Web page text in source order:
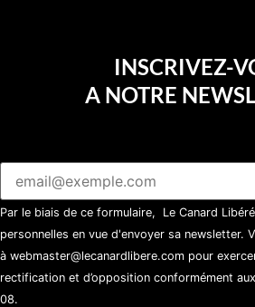
INSCRIVEZ-
A NOTRE
Par le biais de ce formulaire, Le Canard
personnelles en vue d'envoyer sa newsletter.
à webmaster@lecanardlibere.com pour
rectification et d’opposition conformément
08.